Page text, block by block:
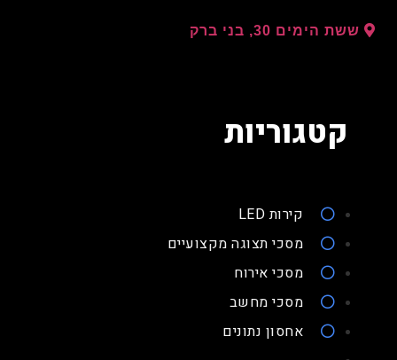
ששת הימים 30, בני ברק
קטגוריות
קירות LED
מסכי תצוגה מקצועיים
מסכי אירוח
מסכי מחשב
אחסון נתונים